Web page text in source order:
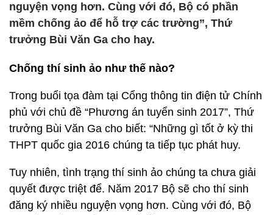
nguyện vọng hơn. Cùng với đó, Bộ có phần
mềm chống ảo để hỗ trợ các trường”, Thứ
trưởng Bùi Văn Ga cho hay.
Chống thí sinh ảo như thế nào?
Trong buổi tọa đàm tại Cổng thông tin điện tử Chính
phủ với chủ đề “Phương án tuyển sinh 2017”, Thứ
trưởng Bùi Văn Ga cho biết: “Những gì tốt ở kỳ thi
THPT quốc gia 2016 chúng ta tiếp tục phát huy.
Tuy nhiên, tình trạng thí sinh ảo chúng ta chưa giải
quyết được triệt để. Năm 2017 Bộ sẽ cho thí sinh
đăng ký nhiều nguyện vọng hơn. Cùng với đó, Bộ